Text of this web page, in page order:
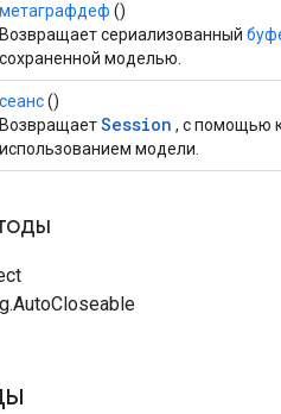
метаграфдеф ()
Возвращает сериализованный
сохраненной моделью.
сеанс()
ВозвращаетSession , с помощью
использованием модели.